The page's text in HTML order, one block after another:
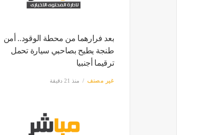
بعد فرارهما من محطة الوقود.. أمن
طنجة يطيح بصاحبي سيارة تحمل
ترقيما أجنبيا
غير مصنف منذ 21 دقيقة